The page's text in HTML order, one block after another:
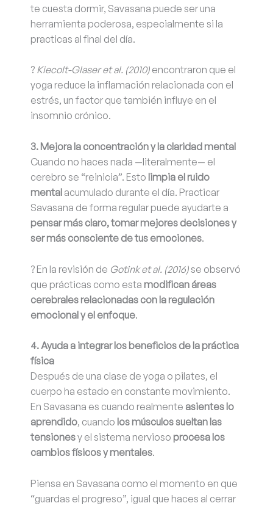
te cuesta dormir, Savasana puede ser una
herramienta poderosa, especialmente si la
practicas al final del día.
? Kiecolt-Glaser et al. (2010) encontraron que el
yoga reduce la inflamación relacionada con el
estrés, un factor que también influye en el
insomnio crónico.
3. Mejora la concentración y la claridad mental
Cuando no haces nada —literalmente— el
cerebro se “reinicia”. Esto limpia el ruido
mental acumulado durante el día. Practicar
Savasana de forma regular puede ayudarte a
pensar más claro, tomar mejores decisiones y
ser más consciente de tus emociones.
? En la revisión de Gotink et al. (2016)se observó
que prácticas como esta modifican áreas
cerebrales relacionadas con la regulación
emocional y el enfoque.
4. Ayuda a integrar los beneficios de la práctica
física
Después de una clase de yoga o pilates, el
cuerpo ha estado en constante movimiento.
En Savasana es cuando realmente asientes lo
aprendido, cuando los músculos sueltan las
tensionesy el sistema nervioso procesa los
cambios físicos y mentales.
Piensa en Savasana como el momento en que
“guardas el progreso”, igual que haces al cerrar